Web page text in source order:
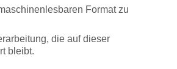
Format zu
die auf dieser
bleibt.